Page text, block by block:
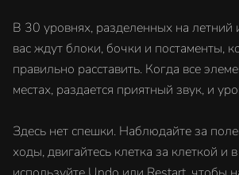
В 30 уровнях, разделенных на
вас ждут блоки, бочки и постаменты,
правильно расставить. Когда все
местах, раздается приятный звук, и
Здесь нет спешки. Наблюдайте за
ходы, двигайтесь клетка за клеткой и